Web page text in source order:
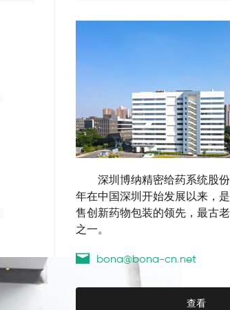
年在中国深圳开始发展以来，
售创新药物包装的领先，最古
之一。
bona@bona-cn.net
查看